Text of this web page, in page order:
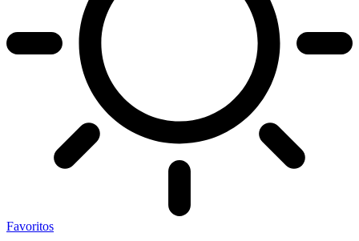
Favoritos